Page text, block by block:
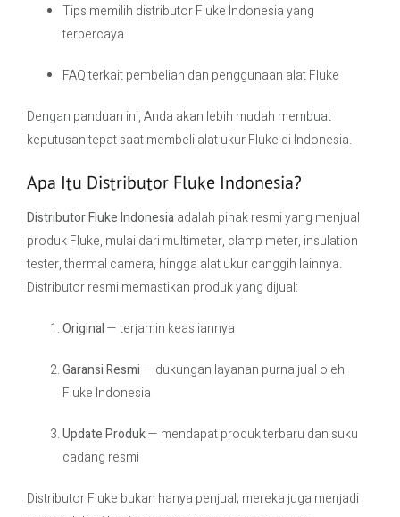
Tips memilih distributor Fluke Indonesia yang
terpercaya
FAQ terkait pembelian dan penggunaan alat Fluke
Dengan panduan ini, Anda akan lebih mudah membuat
keputusan tepat saat membeli alat ukur Fluke di Indonesia.
Apa Itu Distributor Fluke Indonesia?
Distributor Fluke Indonesiaadalah pihak resmi yang menjual
produk Fluke, mulai dari multimeter, clamp meter, insulation
tester, thermal camera, hingga alat ukur canggih lainnya.
Distributor resmi memastikan produk yang dijual:
Original— terjamin keasliannya
Garansi Resmi— dukungan layanan purna jual oleh
Fluke Indonesia
Update Produk— mendapat produk terbaru dan suku
cadang resmi
Distributor Fluke bukan hanya penjual; mereka juga menjadi